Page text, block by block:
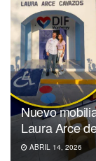
Nuevo
Laura Arce
ABRIL 14, 2026